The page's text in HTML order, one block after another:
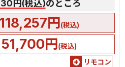
円(税込)のところ
118,257円(税込)
51,700円(税込)
リモコン